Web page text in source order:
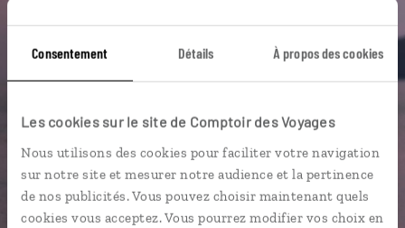
Consentement Détails À propos des cookies
Les cookies sur le site de Comptoir des Voyages
Nous utilisons des cookies pour faciliter votre navigation
sur notre site et mesurer notre audience et la pertinence
de nos publicités. Vous pouvez choisir maintenant quels
cookies vous acceptez. Vous pourrez modifier vos choix en
près de vos envies et de la réalité du pays.
Échangez en face à face ou depuis nos studios
connectés en agence, mais aussi par email ou
Vous gardez le même interlocuteur avant,
pendant et après votre voyage.